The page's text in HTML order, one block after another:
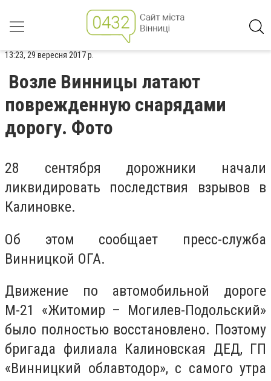
13:23, 29 вересня 2017 р.
Возле Винницы латают
поврежденную снарядами
дорогу. Фото
28 сентября дорожники начали
ликвидировать последствия взрывов в
Калиновке.
Об этом сообщает пресс-служба
Винницкой ОГА.
Движение по автомобильной дороге
М-21 «Житомир – Могилев-Подольский»
было полностью восстановлено. Поэтому
бригада филиала Калиновская ДЕД, ГП
«Винницкий облавтодор», с самого утра